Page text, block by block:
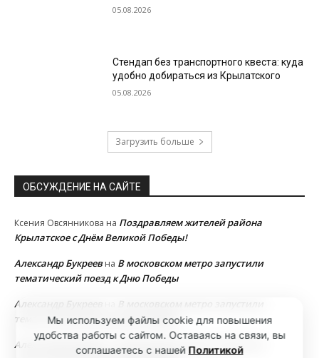
05.08.2026
Стендап без транспортного квеста: куда
удобно добираться из Крылатского
05.08.2026
Загрузить больше
ОБСУЖДЕНИЕ НА САЙТЕ
Ксения Овсянникова на Поздравляем жителей района
Крылатское с Днём Великой Победы!
Александр Букреевна В московском метро запустили
тематический поезд к Дню Победы
Александр Букреев
В московском метро запустили
тематический поезд к Дню Победы
Александр Букреев
В московском метро запустили
Мы используем файлы cookie для повышения
удобства работы с сайтом. Оставаясь на связи, вы
соглашаетесь с нашей Политикой